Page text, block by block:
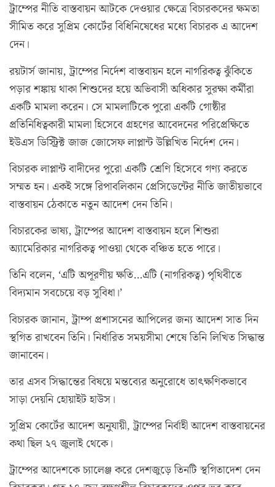
ট্রাম্পের নীতি বাস্তবায়ন আটকে দেওয়ার ক্ষেত্রে বিচারকদের ক্ষমতা
সীমিত করে সুপ্রিম কোর্টের বিধিনিষেধের মধ্যে বিচারক এ আদেশ
দেন।
রয়টার্স জানায়, ট্রাম্পের নির্দেশ বাস্তবায়ন হলে নাগরিকত্ব ঝুঁকিতে
পড়ার শঙ্কায় থাকা শিশুদের হয়ে অভিবাসী অধিকার সুরক্ষা কর্মীরা
একটি মামলা করেন। সে মামলাটিকে পুরো একটি গোষ্ঠীর
প্রতিনিধিত্বকারী মামলা হিসেবে গ্রহণের আবেদনের পরিপ্রেক্ষিতে
ইউএস ডিস্ট্রিক্ট জাজ জোসেফ লাপ্লান্ট উল্লিখিত নির্দেশ দেন।
বিচারক লাপ্লান্ট বাদীদের পুরো একটি শ্রেণি হিসেবে গণ্য করতে
সম্মত হন। একই সঙ্গে রিপাবলিকান প্রেসিডেন্টের নীতি জাতীয়ভাবে
বাস্তবায়ন ঠেকাতে নতুন আদেশ দেন তিনি।
বিচারকের ভাষ্য, ট্রাম্পের আদেশ বাস্তবায়ন হলে শিশুরা
অ্যামেরিকার নাগরিকত্ব পাওয়া থেকে বঞ্চিত হতে পারে।
তিনি বলেন, ‘এটি অপূরণীয় ক্ষতি…এটি (নাগরিকত্ব) পৃথিবীতে
বিদ্যমান সবচেয়ে বড় সুবিধা।’
বিচারক জানান, ট্রাম্প প্রশাসনের আপিলের জন্য আদেশ সাত দিন
স্থগিত রাখবেন তিনি। নির্ধারিত সময়সীমা শেষে তিনি লিখিত সিদ্ধান্ত
জানাবেন।
তার এসব সিদ্ধান্তের বিষয়ে মন্তব্যের অনুরোধে তাৎক্ষণিকভাবে
সাড়া দেয়নি হোয়াইট হাউস।
সুপ্রিম কোর্টের আদেশ অনুযায়ী, ট্রাম্পের নির্বাহী আদেশ বাস্তবায়নের
কথা ছিল ২৭ জুলাই থেকে।
ট্রাম্পের আদেশকে চ্যালেঞ্জ করে দেশজুড়ে তিনটি স্থগিতাদেশ দেন